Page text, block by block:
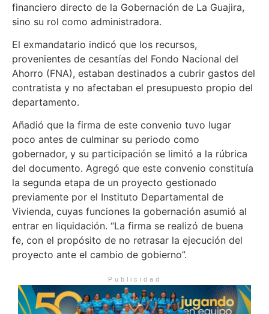
financiero directo de la Gobernación de La Guajira,
sino su rol como administradora.
El exmandatario indicó que los recursos,
provenientes de cesantías del Fondo Nacional del
Ahorro (FNA), estaban destinados a cubrir gastos del
contratista y no afectaban el presupuesto propio del
departamento.
Añadió que la firma de este convenio tuvo lugar
poco antes de culminar su periodo como
gobernador, y su participación se limitó a la rúbrica
del documento. Agregó que este convenio constituía
la segunda etapa de un proyecto gestionado
previamente por el Instituto Departamental de
Vivienda, cuyas funciones la gobernación asumió al
entrar en liquidación. “La firma se realizó de buena
fe, con el propósito de no retrasar la ejecución del
proyecto ante el cambio de gobierno”.
Publicidad